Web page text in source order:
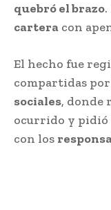
quebró el brazo
cartera con
El hecho fue
compartidas por
sociales, donde
ocurrido y pidió
con los